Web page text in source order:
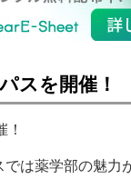
スを開催！
は薬学部の魅力